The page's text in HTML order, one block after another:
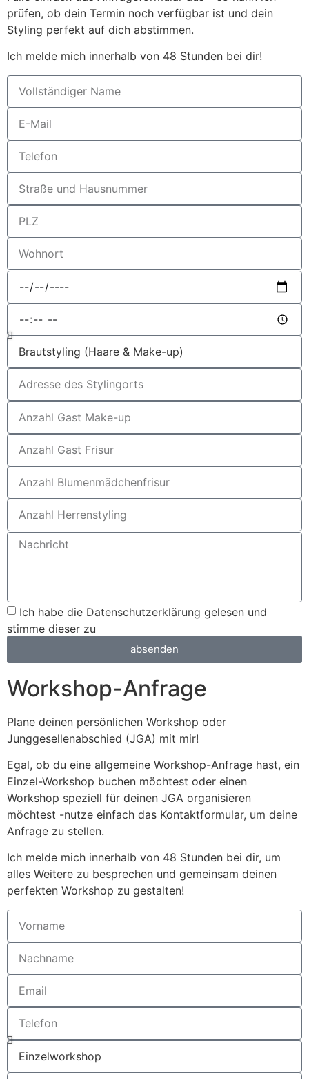
prüfen, ob dein Termin noch verfügbar ist und dein
Styling perfekt auf dich abstimmen.
Ich melde mich innerhalb von 48 Stunden bei dir!
Ich habe die Datenschutzerklärung gelesen und
stimme dieser zu
absenden
Workshop-Anfrage
Plane deinen persönlichen Workshop oder
Junggesellenabschied (JGA) mit mir!
Egal, ob du eine allgemeine Workshop-Anfrage hast, ein
Einzel-Workshop buchen möchtest oder einen
Workshop speziell für deinen JGA organisieren
möchtest -nutze einfach das Kontaktformular, um deine
Anfrage zu stellen.
Ich melde mich innerhalb von 48 Stunden bei dir, um
alles Weitere zu besprechen und gemeinsam deinen
perfekten Workshop zu gestalten!